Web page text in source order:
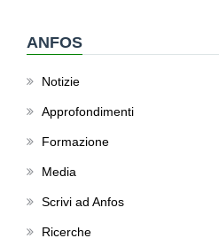
ANFOS
Notizie
Approfondimenti
Formazione
Media
Scrivi ad Anfos
Ricerche